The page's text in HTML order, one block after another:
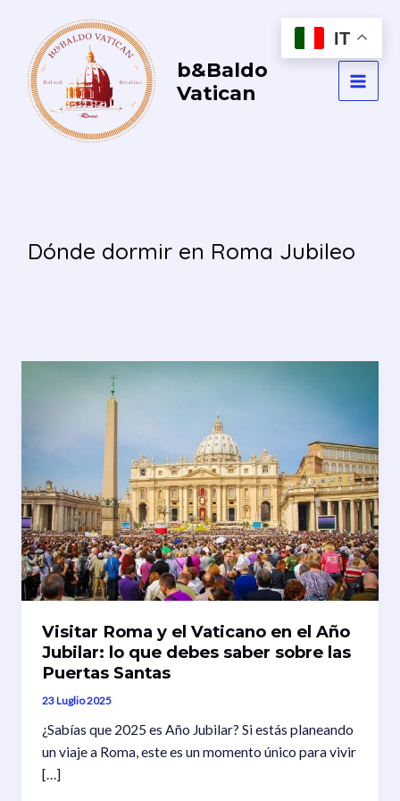
contenuto
b&Baldo
Vatican
Dónde dormir en Roma Jubileo
Visitar Roma y el Vaticano en el Año
Jubilar: lo que debes saber sobre las
Puertas Santas
23 Luglio 2025
¿Sabías que 2025 es Año Jubilar? Si estás planeando
un viaje a Roma, este es un momento único para vivir
[…]
IT